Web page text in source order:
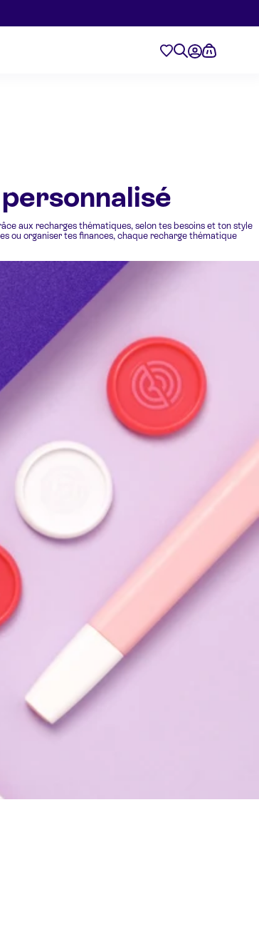
aux recharges thématiques, selon tes besoins et ton style
ou organiser tes finances, chaque recharge thématique